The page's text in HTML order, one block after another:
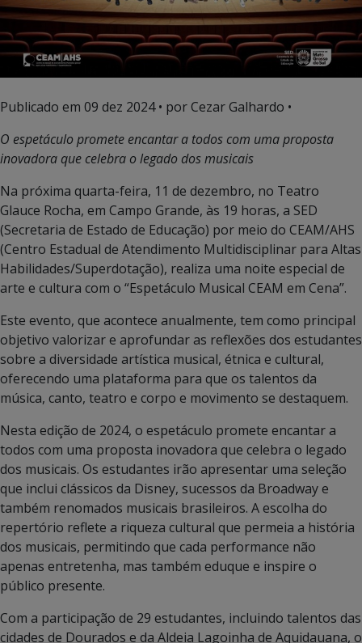
Publicado em 09 dez 2024• por Cezar Galhardo •
O espetáculo promete encantar a todos com uma proposta
inovadora que celebra o legado dos musicais
Na próxima quarta-feira, 11 de dezembro, no Teatro
Glauce Rocha, em Campo Grande, às 19 horas, a SED
(Secretaria de Estado de Educação) por meio do CEAM/AHS
(Centro Estadual de Atendimento Multidisciplinar para Altas
Habilidades/Superdotação), realiza uma noite especial de
arte e cultura com o “Espetáculo Musical CEAM em Cena”.
Este evento, que acontece anualmente, tem como principal
objetivo valorizar e aprofundar as reflexões dos estudantes
sobre a diversidade artística musical, étnica e cultural,
oferecendo uma plataforma para que os talentos da
música, canto, teatro e corpo e movimento se destaquem.
Nesta edição de 2024, o espetáculo promete encantar a
todos com uma proposta inovadora que celebra o legado
dos musicais. Os estudantes irão apresentar uma seleção
que inclui clássicos da Disney, sucessos da Broadway e
também renomados musicais brasileiros. A escolha do
repertório reflete a riqueza cultural que permeia a história
dos musicais, permitindo que cada performance não
apenas entretenha, mas também eduque e inspire o
público presente.
Com a participação de 29 estudantes, incluindo talentos das
cidades de Dourados e da Aldeia Lagoinha de Aquidauana, o